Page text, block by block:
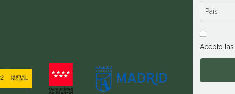
Acepto las